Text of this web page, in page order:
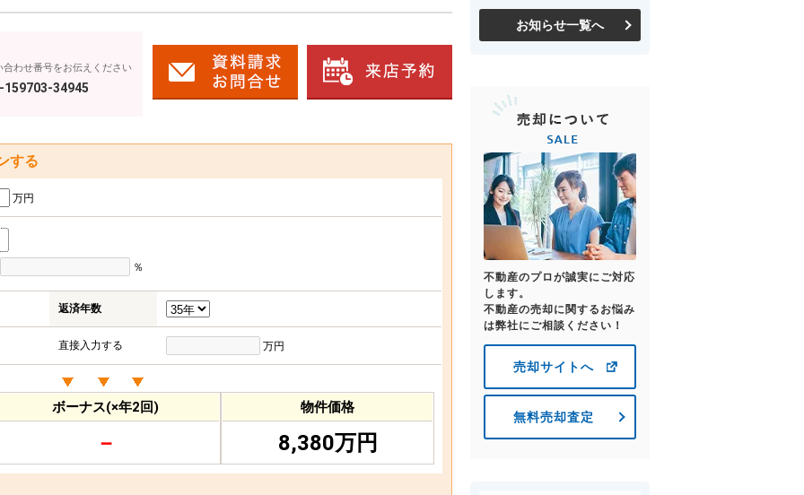
合わせ番号をお伝えください
159703-34945
する
万円
％
返済年数
直接入力する 万円
ボーナス(×年2回)
－
物件価格
8,380万円
お知らせ一覧へ
不動産のプロが誠実にご対応
します。
不動産の売却に関するお悩み
は弊社にご相談ください！
売却サイトへ
無料売却査定